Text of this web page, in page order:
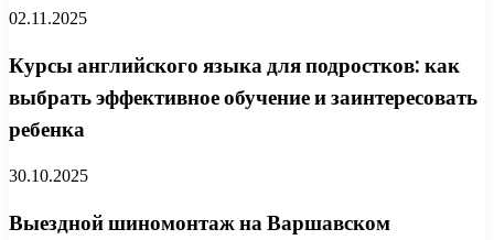
02.11.2025
Курсы английского языка для подростков: как
выбрать эффективное обучение и заинтересовать
ребенка
30.10.2025
Выездной шиномонтаж на Варшавском